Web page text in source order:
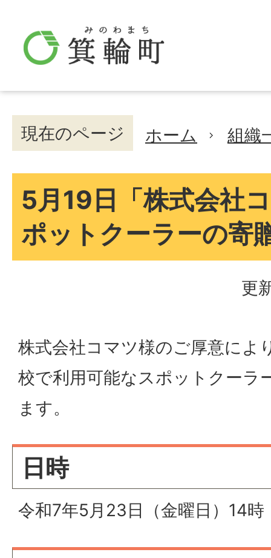
現在のページ ホーム 組織
5月19日「株式会社
ポットクーラーの寄
更
株式会社コマツ様のご厚意によ
校で利用可能なスポットクーラ
ます。
日時
令和7年5月23日（金曜日）14時